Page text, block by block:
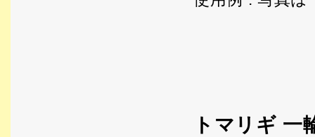
トマリギ 一